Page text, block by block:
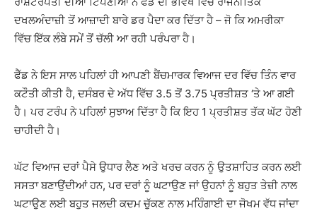
ਦਖਲਅੰਦਾਜ਼ੀ ਤੋਂ ਆਜ਼ਾਦੀ ਬਾਰੇ ਡਰ ਪੈਦਾ ਕਰ ਦਿੱਤਾ ਹੈ – ਜੋ ਕਿ ਅਮਰੀਕਾ
ਵਿੱਚ ਇੱਕ ਲੰਬੇ ਸਮੇਂ ਤੋਂ ਚੱਲੀ ਆ ਰਹੀ ਪਰੰਪਰਾ ਹੈ।
ਫੈੱਡ ਨੇ ਇਸ ਸਾਲ ਪਹਿਲਾਂ ਹੀ ਆਪਣੀ ਬੈਂਚਮਾਰਕ ਵਿਆਜ ਦਰ ਵਿੱਚ ਤਿੰਨ ਵਾਰ
ਕਟੌਤੀ ਕੀਤੀ ਹੈ, ਦਸੰਬਰ ਦੇ ਅੱਧ ਵਿੱਚ 3.5 ਤੋਂ 3.75 ਪ੍ਰਤੀਸ਼ਤ ‘ਤੇ ਆ ਗਈ
ਹੈ। ਪਰ ਟਰੰਪ ਨੇ ਪਹਿਲਾਂ ਸੁਝਾਅ ਦਿੱਤਾ ਹੈ ਕਿ ਇਹ 1 ਪ੍ਰਤੀਸ਼ਤ ਤੱਕ ਘੱਟ ਹੋਣੀ
ਚਾਹੀਦੀ ਹੈ।
ਘੱਟ ਵਿਆਜ ਦਰਾਂ ਪੈਸੇ ਉਧਾਰ ਲੈਣ ਅਤੇ ਖਰਚ ਕਰਨ ਨੂੰ ਉਤਸ਼ਾਹਿਤ ਕਰਨ ਲਈ
ਸਸਤਾ ਬਣਾਉਂਦੀਆਂ ਹਨ, ਪਰ ਦਰਾਂ ਨੂੰ ਘਟਾਉਣ ਜਾਂ ਉਹਨਾਂ ਨੂੰ ਬਹੁਤ ਤੇਜ਼ੀ ਨਾਲ
ਘਟਾਉਣ ਲਈ ਬਹੁਤ ਜਲਦੀ ਕਦਮ ਚੁੱਕਣ ਨਾਲ ਮਹਿੰਗਾਈ ਦਾ ਜੋਖਮ ਵੱਧ ਜਾਂਦਾ